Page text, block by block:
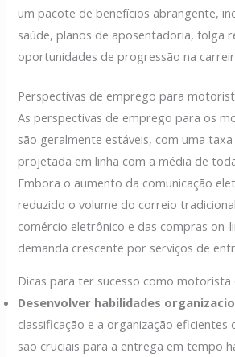
um pacote de benefícios abrangente,
saúde, planos de aposentadoria, folga
oportunidades de progressão na
Perspectivas de emprego para
As perspectivas de emprego para os
são geralmente estáveis, com uma
projetada em linha com a média de
Embora o aumento da comunicação
reduzido o volume do correio
comércio eletrônico e das compras on-
demanda crescente por serviços de
Dicas para ter sucesso como motorista
Desenvolver habilidades
classificação e a organização eficientes
são cruciais para a entrega em tempo